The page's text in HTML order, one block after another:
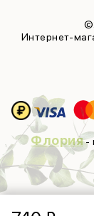
Интернет-
Флория-